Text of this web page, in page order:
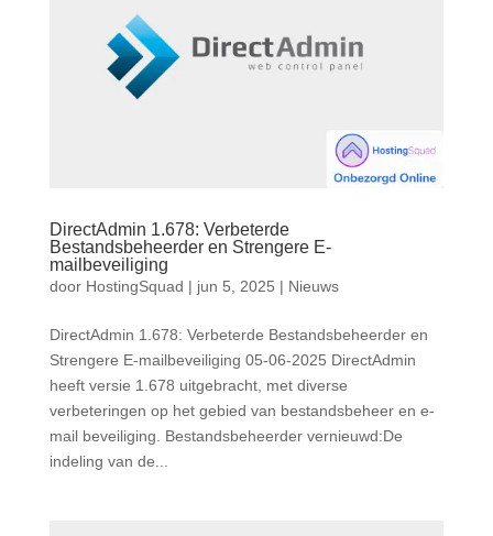
DirectAdmin 1.678: Verbeterde
Bestandsbeheerder en Strengere E-
mailbeveiliging
door HostingSquad | jun 5, 2025 | Nieuws
DirectAdmin 1.678: Verbeterde Bestandsbeheerder en
Strengere E-mailbeveiliging 05-06-2025 DirectAdmin
heeft versie 1.678 uitgebracht, met diverse
verbeteringen op het gebied van bestandsbeheer en e-
mail beveiliging. Bestandsbeheerder vernieuwd:De
indeling van de...